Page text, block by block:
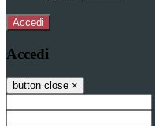
Accedi
Accedi
button close ×